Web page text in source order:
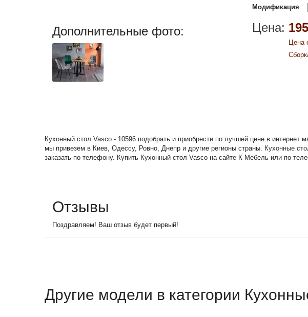
Дополнительные фото:
Модификация :
Цена:
Цена
Кухонный стол Vasco - 10596 подобрать и приобрести по лучшей цене в
мы привезем в Киев, Одессу, Ровно, Днепр и другие регионы страны. Кухонные
заказать по телефону. Купить Кухонный стол Vasco на сайте К-Мебель или по
Отзывы
Поздравляем! Ваш отзыв будет первый!
Другие модели в категории